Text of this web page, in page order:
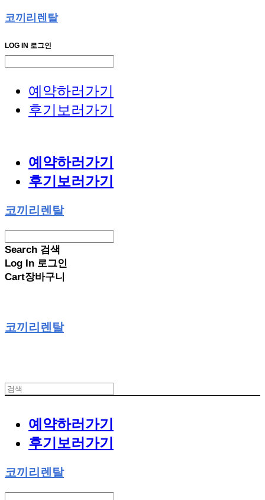
코끼리렌탈
LOG IN 로그인
예약하러가기
후기보러가기
예약하러가기
후기보러가기
코끼리렌탈
Search 검색
Log In 로그인
Cart장바구니
코끼리렌탈
예약하러가기
후기보러가기
코끼리렌탈